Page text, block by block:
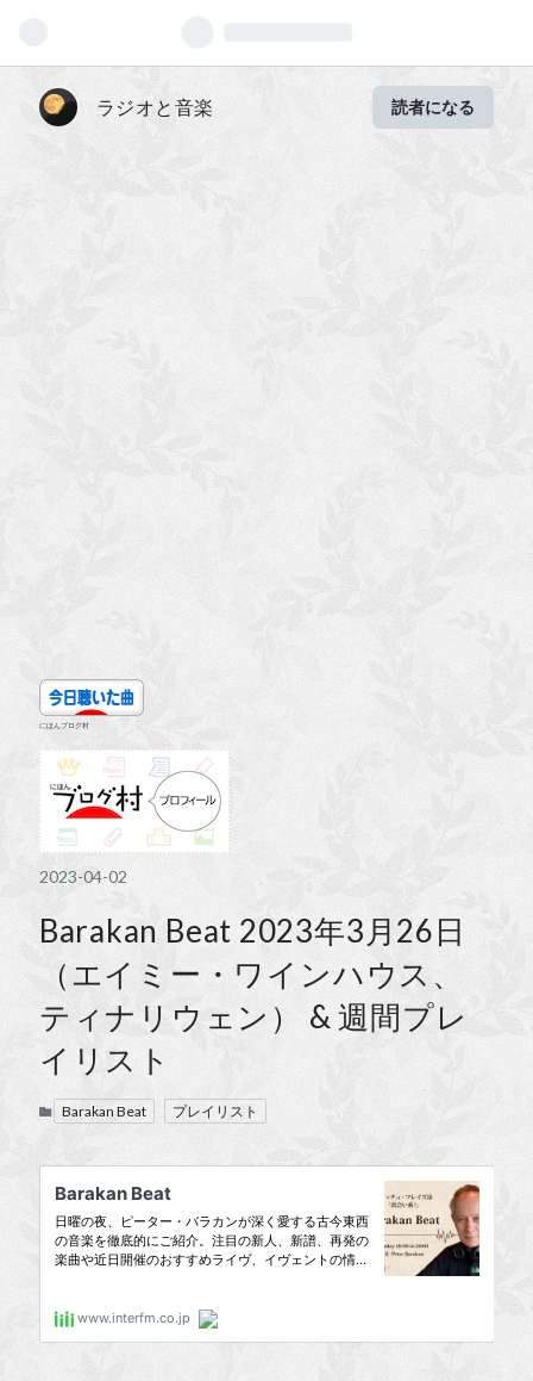
ラジオと音楽 読者になる
にほんブログ村
2023-04-02
Barakan Beat 2023年3月26日
（エイミー・ワインハウス、
ティナリウェン） & 週間プレ
イリスト
Barakan Beat プレイリスト